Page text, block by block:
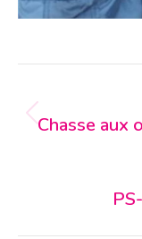
ARTICLE
Chasse aux